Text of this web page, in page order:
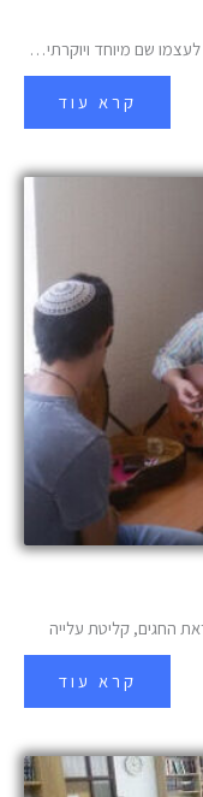
לעצמו שם מיוחד ויוקרתי…
קרא עוד
החגים, קליטת עלייה
קרא עוד